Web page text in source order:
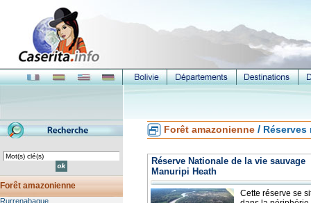
Forêt amazonienne
Rurrenabaque
Forêt amazonienne / Réserves
Réserve Nationale de la vie sauvage
Manuripi Heath
Cette réserve se